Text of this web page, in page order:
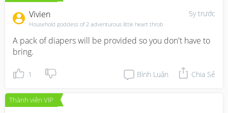
5y trước
Vivien
Household goddess of 2 adventurous little heart throb
A pack of diapers will be provided so you don't have to
bring.
1 Bình Luận Chia Sẻ
Thành viên VIP